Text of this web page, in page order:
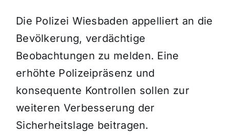
Die Polizei Wiesbaden appelliert an die
Bevölkerung, verdächtige
Beobachtungen zu melden. Eine
erhöhte Polizeipräsenz und
konsequente Kontrollen sollen zur
weiteren Verbesserung der
Sicherheitslage beitragen.